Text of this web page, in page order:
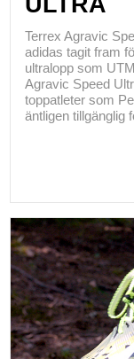
Terrex Agravic
adidas tagit fram
ultralopp som
Agravic Speed
toppatleter som
äntligen tillgänglig